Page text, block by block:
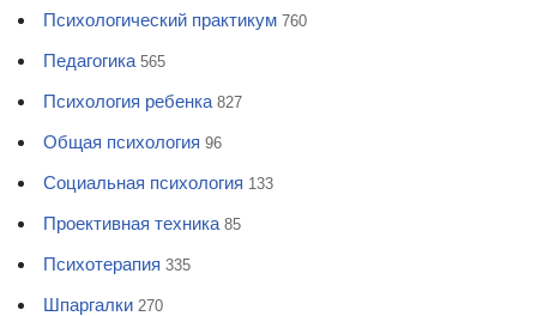
Психологический практикум 760
Педагогика 565
Психология ребенка 827
Общая психология 96
Социальная психология 133
Проективная техника 85
Психотерапия 335
Шпаргалки 270